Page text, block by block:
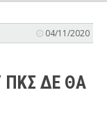
04/11/2020
ΠΚΣ ΔΕ ΘΑ